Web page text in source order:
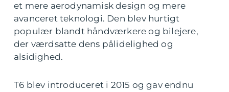
et mere aerodynamisk design og mere
avanceret teknologi. Den blev hurtigt
populær blandt håndværkere og bilejere,
der værdsatte dens pålidelighed og
alsidighed.
T6 blev introduceret i 2015 og gav endnu